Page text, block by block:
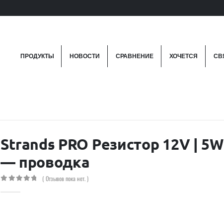
ПРОДУКТЫ НОВОСТИ СРАВНЕНИЕ ХОЧЕТСЯ
Strands PRO Резистор 12V | 5W
— проводка
( Отзывов пока нет. )